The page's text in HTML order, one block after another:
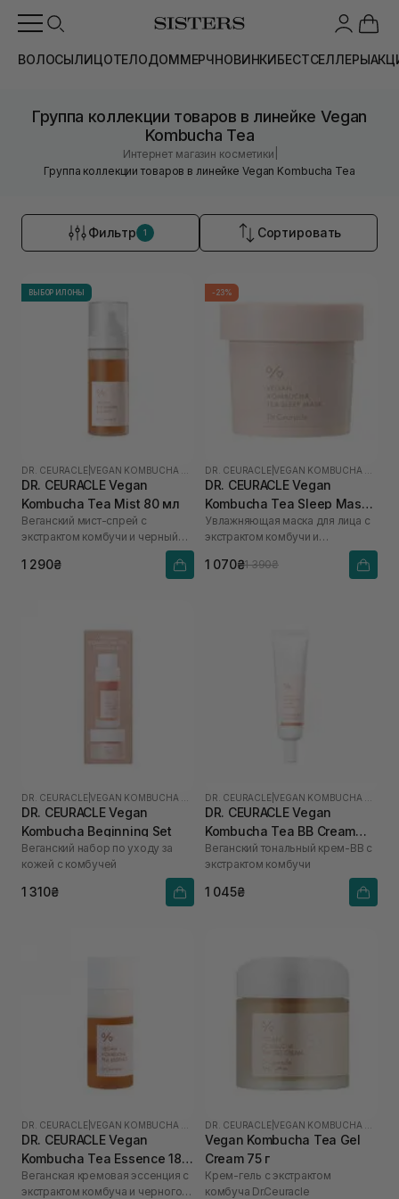
ВОЛОСЫЛИЦОТЕЛОДОММЕРЧНОВИНКИБЕСТСЕЛЛЕРЫ
Группа коллекции товаров в линейке Vegan
Kombucha Tea
Интернет магазин косметики
Группа коллекции товаров в линейке Vegan Kombucha Tea
Фильтр 1 Сортировать
ВЫБОР ИЛОНЫ
DR. CEURACLE |
DR. CEURACLE Vegan
Kombucha Tea Mist 80 мл
Веганский мист-спрей с
экстрактом комбучи и черный
1 290₴
-23%
DR. CEURACLE |
DR. CEURACLE Vegan
Kombucha Tea Sleep Mask
100 мл
Увлажняющая маска для лица с
экстрактом комбучи и
1 070₴1 390₴
DR. CEURACLE |
DR. CEURACLE Vegan
Kombucha Beginning Set
Веганский набор по уходу за
кожей с комбучей
1 310₴
DR. CEURACLE |
DR. CEURACLE Vegan
Kombucha Tea BB Cream
Normal 30 мл
Веганский тональный крем-ВВ с
экстрактом комбучи
1 045₴
DR. CEURACLE |
DR. CEURACLE Vegan
Kombucha Tea Essence 18
мл
Веганская кремовая эссенция с
экстрактом комбуча и черного
DR. CEURACLE |
Vegan Kombucha Tea Gel
Cream 75 г
Крем-гель с экстрактом
комбуча Dr.Ceuracle